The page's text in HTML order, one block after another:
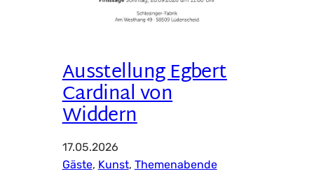
Ausstellung Egbert
Cardinal von
Widdern
17.05.2026
Gäste, Kunst, Themenabende